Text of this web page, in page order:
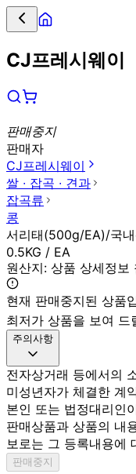
CJ프레시웨이
판매중지
판매자
CJ프레시웨이
쌀 ∙ 잡곡 ∙ 견과
잡곡류
콩
서리태(500g/EA)/국
0.5KG / EA
원산지: 상품 상세정보
현재 판매중지된 상품
최저가 상품을 보여 드
주의사항
전자상거래 등에서의
미성년자가 체결한 계
본인 또는 법정대리인
판매상품과 상품의 내
보로는 그 등록내용에
판매중지